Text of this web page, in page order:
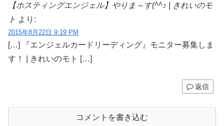
【ホスティングエンジェル】やりま～す(^^♪ | きれいのモ
ト より:
2015年8月22日 9:19 PM
[…] 『エンジェルカードリーディング』モニター募集しま
す！ | きれいのモト […]
返信
コメントを書き込む